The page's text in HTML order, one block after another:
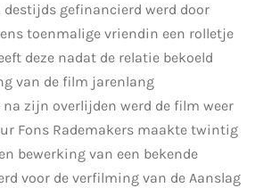
destijds gefinancierd werd door
toenmalige vriendin een rolletje
deze nadat de relatie bekoeld
van de film jarenlang
na zijn overlijden werd de film weer
Fons Rademakers maakte twintig
bewerking van een bekende
voor de verfilming van de Aanslag